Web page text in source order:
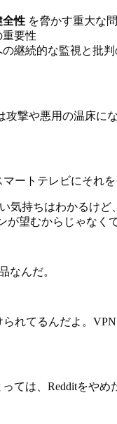
全性 を脅かす重大な
要性
継続的な監視と批判
撃や悪用の温床に
マートテレビにそ
気持ちはわかるけ
望むからじゃなく
なんだ。
れてるんだよ。
ては、Redditをやめ